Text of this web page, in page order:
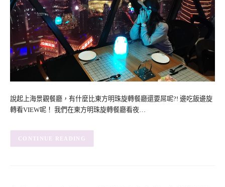
說起上海景觀餐廳，有什麼比東方明珠旋轉餐廳還要屌呢?! 邊吃飯邊旋
轉看VIEW呢！ 我們在東方明珠旋轉餐廳看夜…
CONTINUE READING